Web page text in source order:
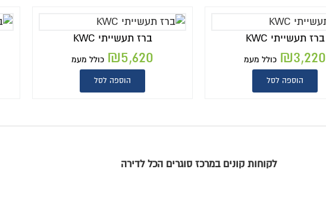
ברז תעשייתי KWC
₪3,220 כולל מעמ
הוספה לסל
ברז תעשייתי KWC
₪5,620 כולל מעמ
הוספה לסל
לקוחות קונים במרכז סוגרים הכל לדירה